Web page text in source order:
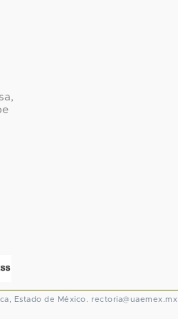
Estado de México. rectoria@uaemex.mx